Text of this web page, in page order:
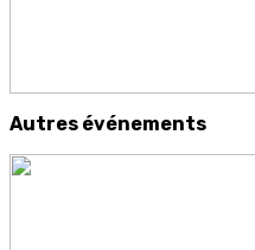
Autres événements